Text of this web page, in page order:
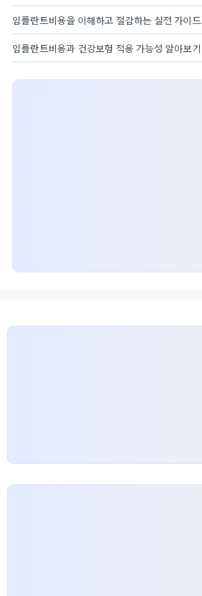
임플란트비용을 이해하고 절감하는 실전 가이드
임플란트비용과 건강보험 적용 가능성 알아보기